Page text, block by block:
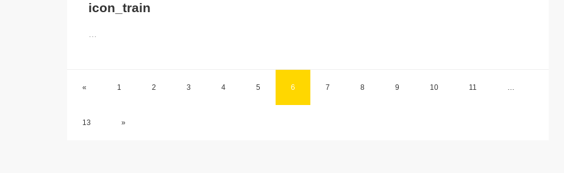
icon_train
« 1 2 3 4 5 6 7 8 9 10 11 …
13 »